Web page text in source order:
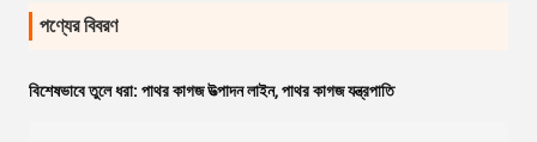
পণ্যের বিবরণ
বিশেষভাবে তুলে ধরা: পাথর কাগজ উত্পাদন লাইন,পাথর কাগজ যন্ত্রপাতি